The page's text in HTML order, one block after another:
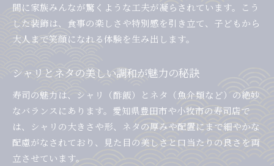
間に家族みんなが驚くような工夫が凝らされています。こう
した装飾は、食事の楽しさや特別感を引き立て、子どもから
大人まで笑顔になれる体験を生み出します。
シャリとネタの美しい調和が魅力の秘訣
寿司の魅力は、シャリ（酢飯）とネタ（魚介類など）の絶妙
なバランスにあります。愛知県豊田市や小牧市の寿司店で
は、シャリの大きさや形、ネタの厚みや配置にまで細やかな
配慮がなされており、見た目の美しさと口当たりの良さを両
立させています。